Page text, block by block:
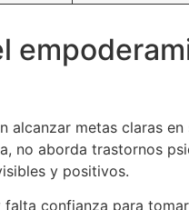
alcanzar metas claras
no aborda trastornos
y positivos.
confianza para